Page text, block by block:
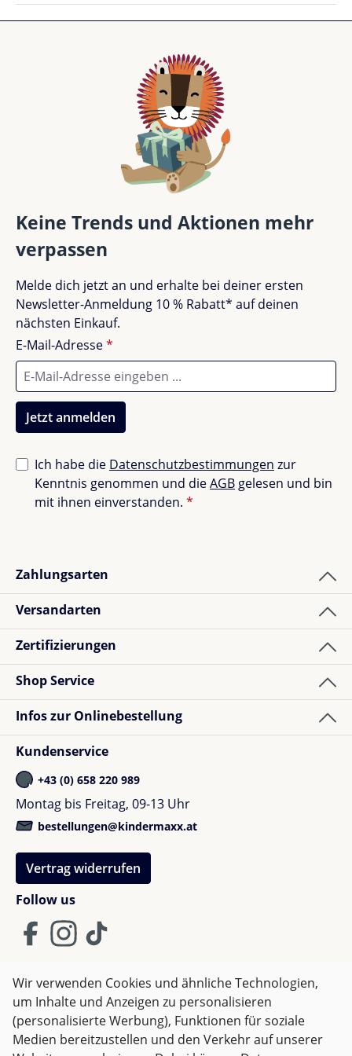
Durchschnittliche Bewertung von 4.7 von 5 Sternen
Akzeptierbar (0)
Unbefriedigend (0) 0%
Bewerte dieses Produkt!
Teile deine Erfahrungen mit anderen Kunden.
Bewertungen nur in der aktuellen Sprache anzeigen.
3Bewertungen
Chantal K.
Verified buyer
Goede kwaliteit, snelle levering! Blij mee!
Yvonne F.
Bewertung mit 4 von 5 Sternen
Verified buyer
Het is een mooi soepel matrasje, alleen is het maar 4
cm dik i.p.v. 6 cm
Bewertung mit 5 von 5 Sternen
Verified buyer
Soft and great
Keine Trends und Aktionen mehr
verpassen
Melde dich jetzt an und erhalte bei deiner ersten
Newsletter-Anmeldung 10 % Rabatt* auf deinen
nächsten Einkauf.
E-Mail-Adresse*
Jetzt anmelden
Ich habe die Datenschutzbestimmungen zur
Kenntnis genommen und dieAGB gelesen und bin
mit ihnen einverstanden. *
Zahlungsarten
Versandarten
Zertifizierungen
Follow us
Shop Service
Infos zur Onlinebestellung
Kundenservice
+43 (0) 658 220 989
Montag bis Freitag, 09-13 Uhr
bestellungen@kindermaxx.at
Vertrag widerrufen
AGB Impressum
Datenschutz
Widerrufsrecht
Wir verwenden Cookies und ähnliche Technologien,
um Inhalte und Anzeigen zu personalisieren
(personalisierte Werbung), Funktionen für soziale
Medien bereitzustellen und den Verkehr auf unserer